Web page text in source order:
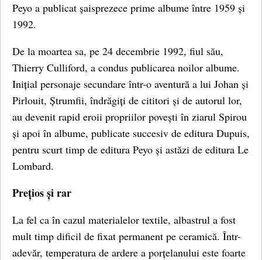
Peyo a publicat șaisprezece prime albume între 1959 și
1992.
De la moartea sa, pe 24 decembrie 1992, fiul său,
Thierry Culliford, a condus publicarea noilor albume.
Inițial personaje secundare într-o aventură a lui Johan și
Pirlouit, Ștrumfii, îndrăgiți de cititori și de autorul lor,
au devenit rapid eroii propriilor povești în ziarul Spirou
și apoi în albume, publicate succesiv de editura Dupuis,
pentru scurt timp de editura Peyo și astăzi de editura Le
Lombard.
Prețios și rar
La fel ca în cazul materialelor textile, albastrul a fost
mult timp dificil de fixat permanent pe ceramică. Într-
adevăr, temperatura de ardere a porțelanului este foarte